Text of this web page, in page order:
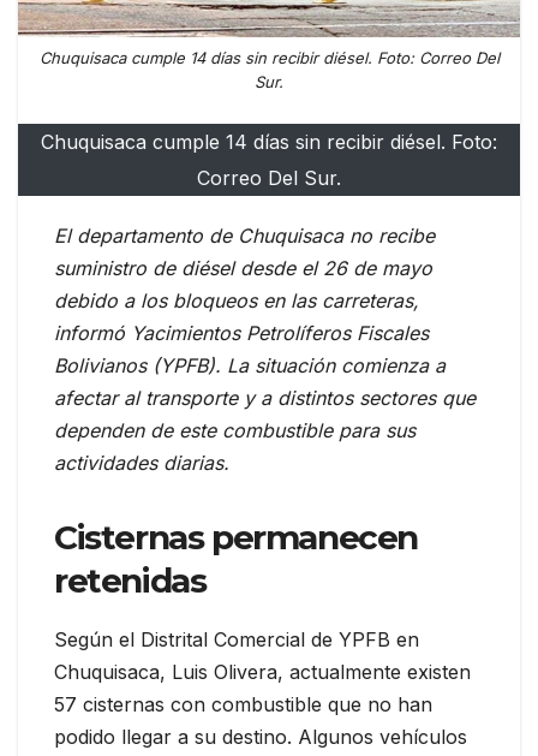
Chuquisaca cumple 14 días sin recibir diésel. Foto: Correo Del
Sur.
Chuquisaca cumple 14 días sin recibir diésel. Foto:
Correo Del Sur.
El departamento de Chuquisaca no recibe
suministro de diésel desde el 26 de mayo
debido a los bloqueos en las carreteras,
informó Yacimientos Petrolíferos Fiscales
Bolivianos (YPFB). La situación comienza a
afectar al transporte y a distintos sectores que
dependen de este combustible para sus
actividades diarias.
Cisternas permanecen
retenidas
Según el Distrital Comercial de YPFB en
Chuquisaca, Luis Olivera, actualmente existen
57 cisternas con combustible que no han
podido llegar a su destino. Algunos vehículos